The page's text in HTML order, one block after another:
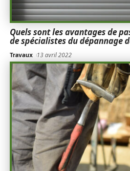
Quels sont les avantages de
de spécialistes du dépannage
Travaux 13 avril 2022